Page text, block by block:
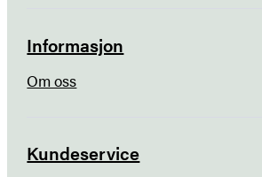
Informasjon
Om oss
Kundeservice